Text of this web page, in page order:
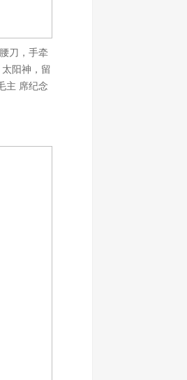
刀，手牵
阳神，留
主 席纪念